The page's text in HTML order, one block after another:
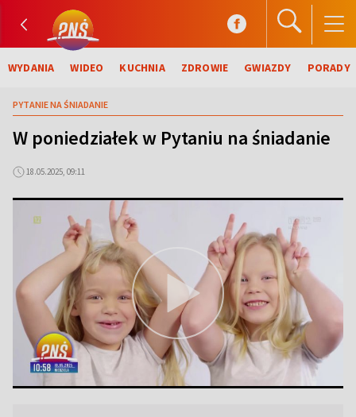
WYDANIA WIDEO KUCHNIA ZDROWIE GWIAZDY PORADY
PYTANIE NA ŚNIADANIE
W poniedziałek w Pytaniu na śniadanie
18.05.2025, 09:11